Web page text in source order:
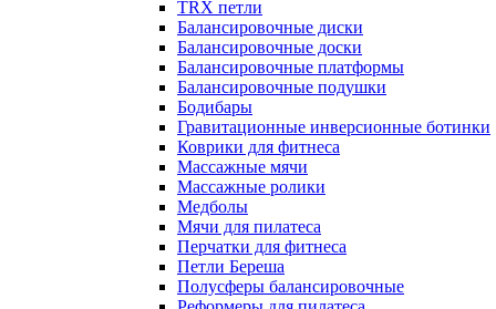
TRX петли
Балансировочные диски
Балансировочные доски
Балансировочные платформы
Балансировочные подушки
Бодибары
Гравитационные инверсионные ботинки
Коврики для фитнеса
Массажные мячи
Массажные ролики
Медболы
Мячи для пилатеса
Перчатки для фитнеса
Петли Береша
Полусферы балансировочные